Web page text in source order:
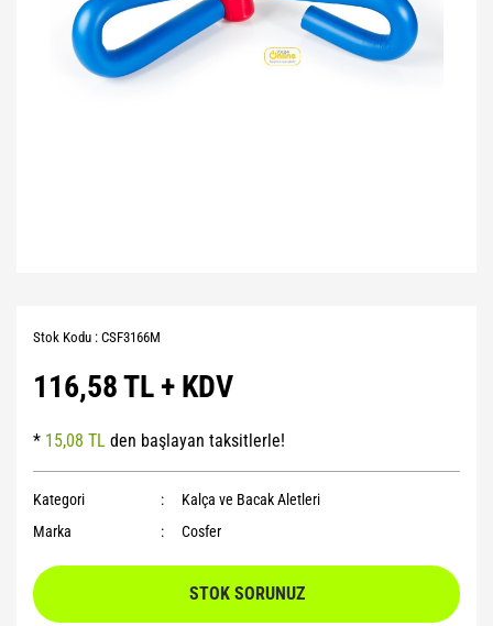
Stok Kodu : CSF3166M
116,58 TL + KDV
* 15,08 TL den başlayan taksitlerle!
Kategori
Kalça ve Bacak Aletleri
Marka
Cosfer
STOK SORUNUZ